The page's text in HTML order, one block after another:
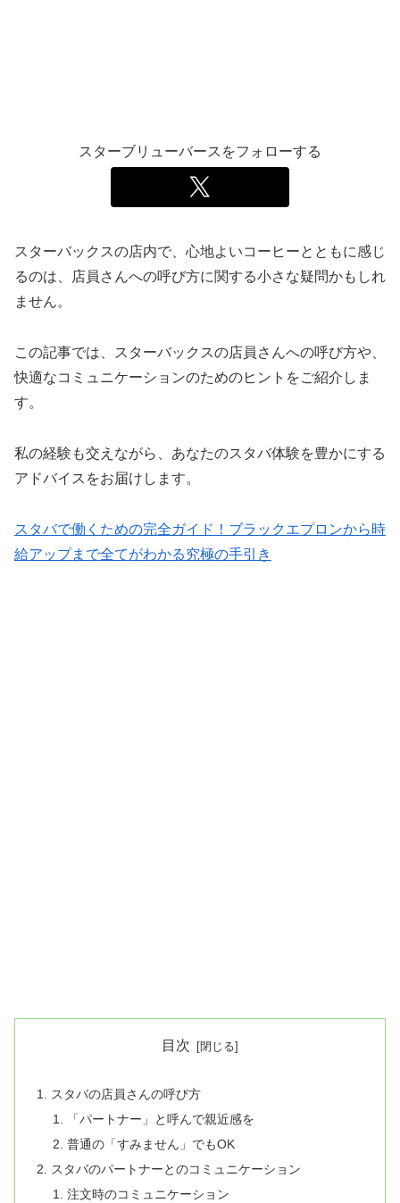
スターブリューバースをフォローする
スターバックスの店内で、心地よいコーヒーとともに感じ
るのは、店員さんへの呼び方に関する小さな疑問かもしれ
ません。
この記事では、スターバックスの店員さんへの呼び方や、
快適なコミュニケーションのためのヒントをご紹介しま
す。
私の経験も交えながら、あなたのスタバ体験を豊かにする
アドバイスをお届けします。
スタバで働くための完全ガイド！ブラックエプロンから時
給アップまで全てがわかる究極の手引き
目次
スタバの店員さんの呼び方
「パートナー」と呼んで親近感を
普通の「すみません」でもOK
スタバのパートナーとのコミュニケーション
注文時のコミュニケーション